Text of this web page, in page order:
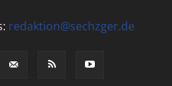
redaktion@sechzger.de